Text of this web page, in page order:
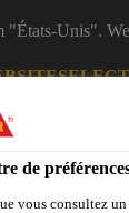
Unis".
de
vous consultez